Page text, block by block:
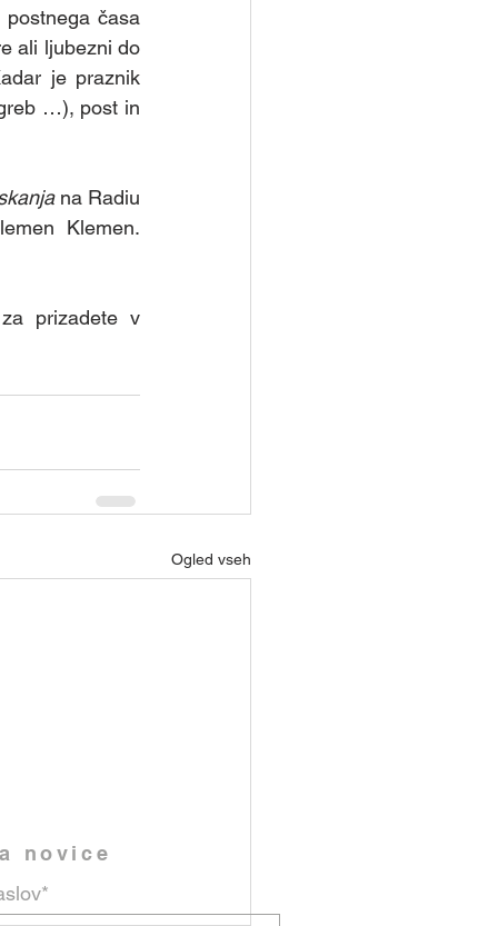
časa
ali ljubezni do
je praznik
…), post in
na Radiu
prizadete v
Ogled vseh
novice